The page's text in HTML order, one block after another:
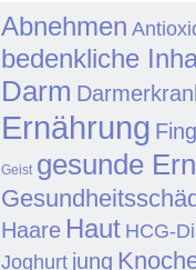
Abnehmen
bedenkliche
Darm
Ernährung
Geist gesunde
Haare Haut HCG-
Joghurt jung